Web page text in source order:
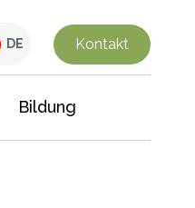
DE Kontakt
Bildung